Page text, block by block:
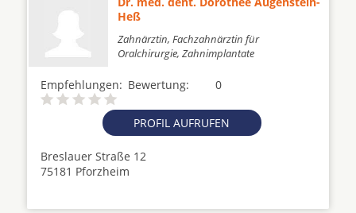
Heß
Zahnärztin, Fachzahnärztin für
Oralchirurgie, Zahnimplantate
Empfehlungen: 0
Bewertung:
PROFIL AUFRUFEN
Breslauer Straße 12
75181 Pforzheim